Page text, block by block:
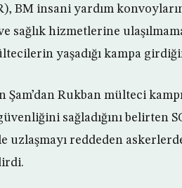
BM insani yardım
sağlık hizmetlerine
yaşadığı kampa
Rukban mülteci
sağladığını belirten
uzlaşmayı reddeden